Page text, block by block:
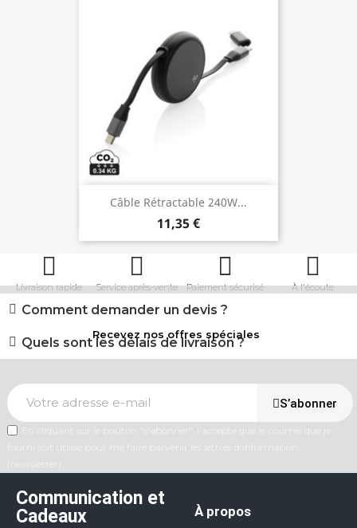
Câble Rétractable 240W...
11,35 €
Livraison rapide Service après-vente Paiement sécurisé À l'écoute
Comment demander un devis ?
Quels sont les délais de livraison ?
Recevez nos offres spéciales
S’abonner
Communication et
Cadeaux
À propos